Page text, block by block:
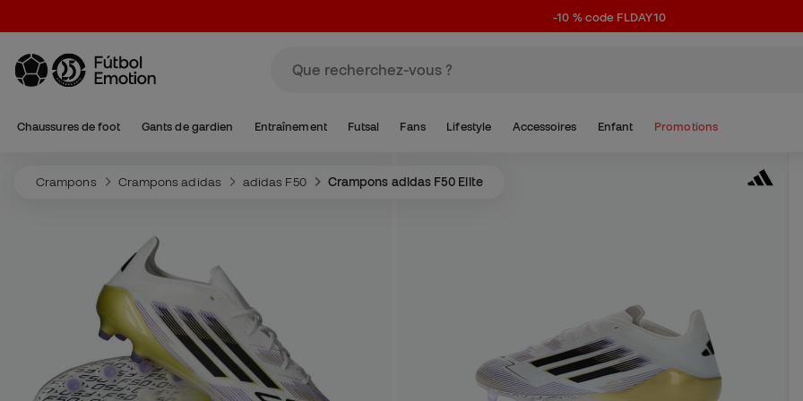
-10 % code FLDAY10
Chaussures de foot Gants de gardien Entraînement Futsal Fans Lifestyle Accessoires Enfant Promotions
Crampons Crampons adidas adidas F50 Crampons adidas F50 Elite